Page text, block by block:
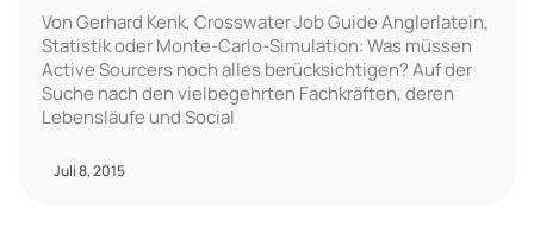
Von Gerhard Kenk, Crosswater Job Guide Anglerlatein,
Statistik oder Monte-Carlo-Simulation: Was müssen
Active Sourcers noch alles berücksichtigen? Auf der
Suche nach den vielbegehrten Fachkräften, deren
Lebensläufe und Social
Juli 8, 2015